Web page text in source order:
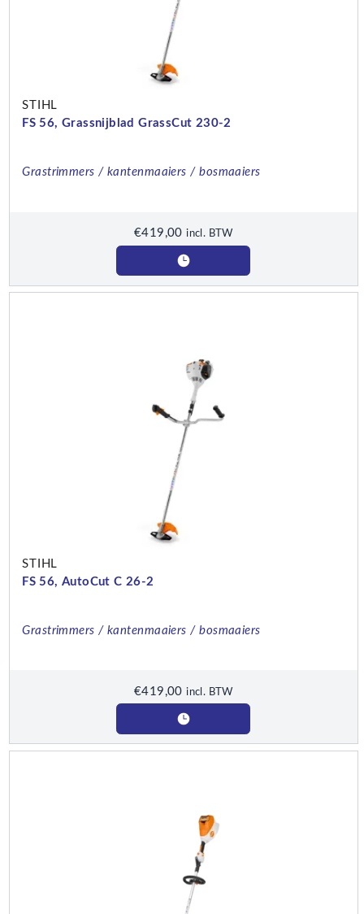
STIHL
FS 56, Grassnijblad GrassCut 230-2
Grastrimmers / kantenmaaiers / bosmaaiers
€419,00 incl. BTW
STIHL
FS 56, AutoCut C 26-2
Grastrimmers / kantenmaaiers / bosmaaiers
€419,00 incl. BTW